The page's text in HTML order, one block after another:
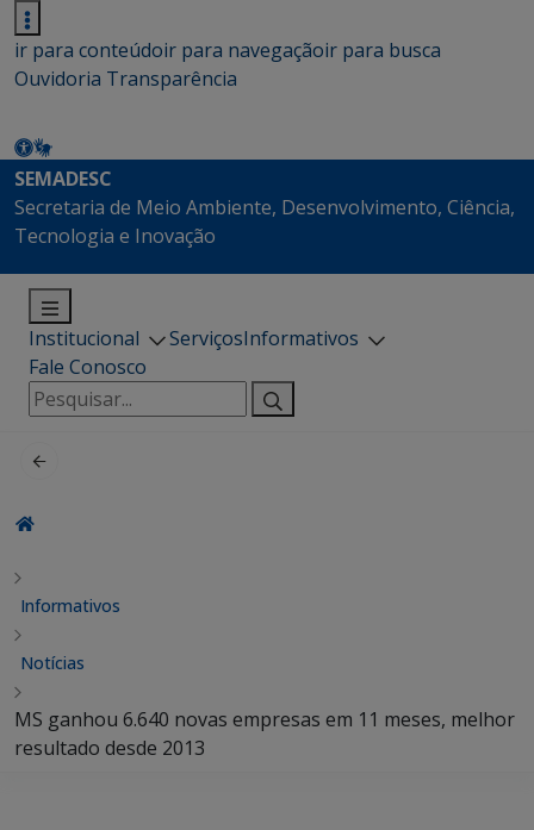
ir para conteúdoir para navegaçãoir para busca
Ouvidoria Transparência
SEMADESC
Secretaria de Meio Ambiente, Desenvolvimento, Ciência,
Tecnologia e Inovação
Institucional ServiçosInformativos
Fale Conosco
Pesquisar
por:
Informativos
Notícias
MS ganhou 6.640 novas empresas em 11 meses, melhor
resultado desde 2013